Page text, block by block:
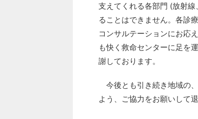
支えてくれる各部門 (放射
ることはできません。各診
コンサルテーションにお応
も快く救命センターに足を
謝しております。
今後とも引き続き地域の
よう、ご協力をお願いして